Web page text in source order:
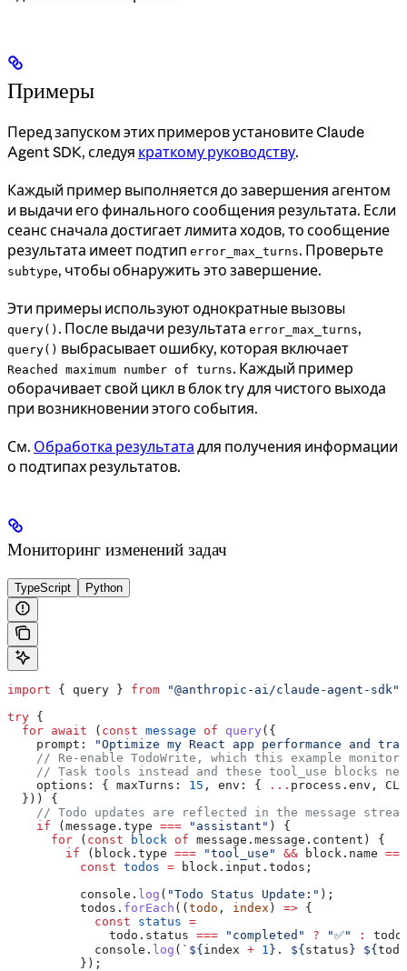
Примеры
Перед запуском этих примеров установите Claude
Agent SDK, следуя краткому руководству.
Каждый пример выполняется до завершения агентом
и выдачи его финального сообщения результата. Если
сеанс сначала достигает лимита ходов, то сообщение
результата имеет подтип error_max_turns. Проверьте
subtype, чтобы обнаружить это завершение.
Эти примеры используют однократные вызовы
query() . После выдачи результата error_max_turns,
query() выбрасывает ошибку, которая включает
Reached maximum number of turns. Каждый пример
оборачивает свой цикл в блок try для чистого выхода
при возникновении этого события.
См. Обработка результата для получения информации
о подтипах результатов.
Мониторинг изменений задач
TypeScript Python
import { query } from "@anthropic-ai/claude-agent-sdk"
try {
  for
await ( const message of query ({
    prompt:
"Optimize my React app performance and
// Re-enable TodoWrite, which this example
// Task tools instead and these tool_use blocks
    options:
{ maxTurns: 15 , env: { ... process . env ,
  })) {
    // Todo updates are reflected in the message stream
    if
( message . type === "assistant" ) {
      for
( const block of message . message . content ) {
        if
( block . type === "tool_use" && block . name ===
          const
todos = block . input . todos ;
          console
. log ( "Todo Status Update:" );
          todos
. forEach (( todo , index ) => {
            const
status =
              todo
. status === "completed" ? "✅" : todo
            console
. log ( ` ${ index + 1 } . ${ status } ${ todo
          });